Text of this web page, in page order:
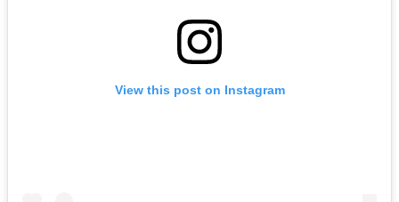
View this post on Instagram